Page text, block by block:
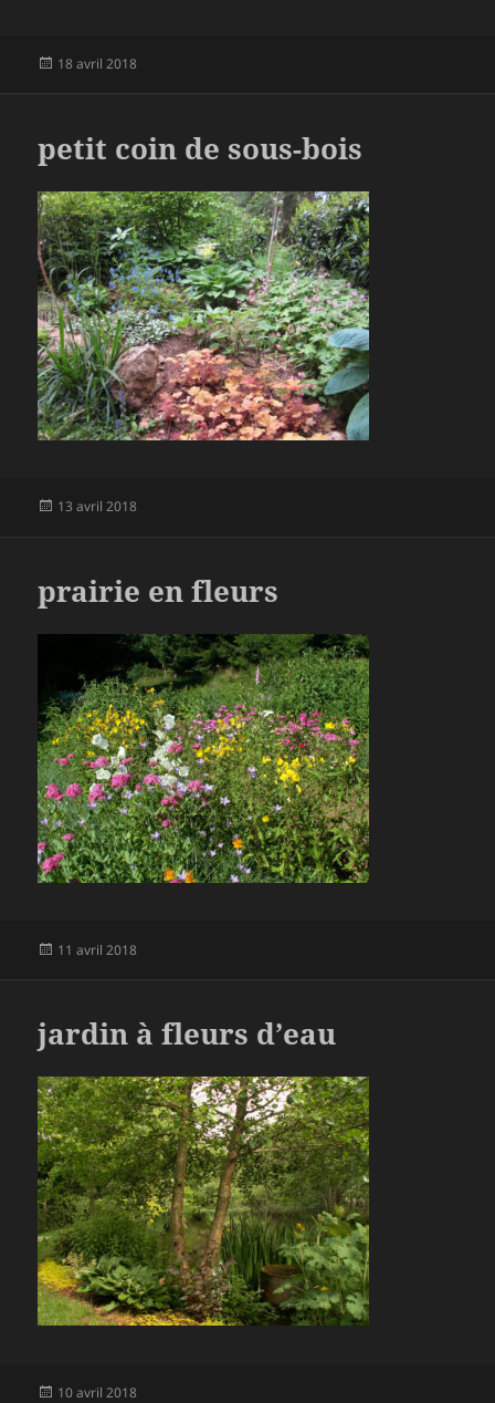
Publié
18 avril 2018
petit coin de sous-bois
Publié
13 avril 2018
prairie en fleurs
Publié
11 avril 2018
jardin à fleurs d’eau
Publié
10 avril 2018